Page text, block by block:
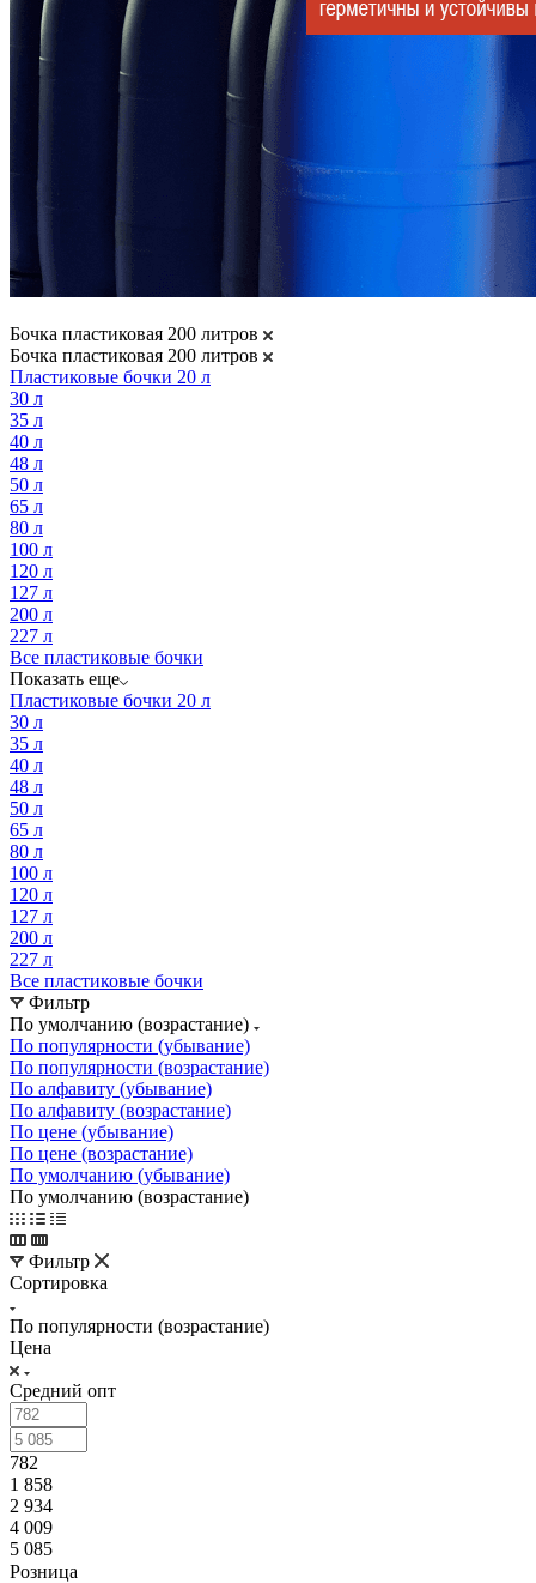
Бочка пластиковая 200 литров
Бочка пластиковая 200 литров
Пластиковые бочки 20 л
30 л
35 л
40 л
48 л
50 л
65 л
80 л
100 л
120 л
127 л
200 л
227 л
Все пластиковые бочки
Показать еще
Пластиковые бочки 20 л
30 л
35 л
40 л
48 л
50 л
65 л
80 л
100 л
120 л
127 л
200 л
227 л
Все пластиковые бочки
Фильтр
По умолчанию (возрастание)
По популярности (убывание)
По популярности (возрастание)
По алфавиту (убывание)
По алфавиту (возрастание)
По цене (убывание)
По цене (возрастание)
По умолчанию (убывание)
По умолчанию (возрастание)
Фильтр
Сортировка
По популярности (возрастание)
Цена
Средний опт
782
1 858
2 934
4 009
5 085
Розница